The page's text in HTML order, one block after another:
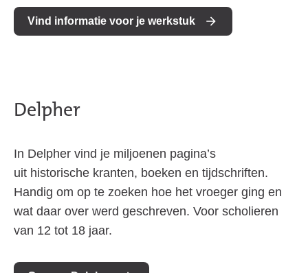
Vind informatie voor je werkstuk
Delpher
In Delpher vind je miljoenen pagina’s
uit historische kranten, boeken en tijdschriften.
Handig om op te zoeken hoe het vroeger ging en
wat daar over werd geschreven. Voor scholieren
van 12 tot 18 jaar.